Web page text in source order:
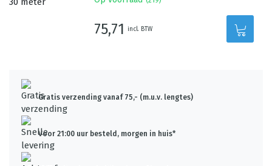
75,71 incl. BTW
Gratis verzending vanaf 75,- (m.u.v. lengtes)
Voor 21:00 uur besteld, morgen in huis*